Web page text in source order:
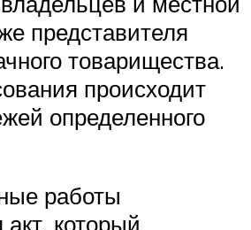
представителя
товарищества.
происходит
определенного
работы
акт, который